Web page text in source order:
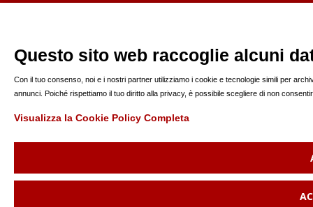
Questo sito web raccoglie alcuni
Con il tuo consenso, noi e i nostri partner utilizziamo i cookie e tecnologie simili per
annunci. Poiché rispettiamo il tuo diritto alla privacy, è possibile scegliere di non
Visualizza la Cookie Policy Completa